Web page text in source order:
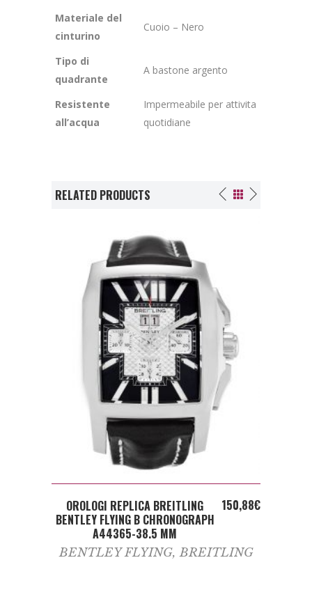
Materiale del
cinturino
Cuoio – Nero
Tipo di
quadrante
A bastone argento
Resistente
all’acqua
Impermeabile per attivita
quotidiane
RELATED PRODUCTS
ADD TO CART
OROLOGI REPLICA BREITLING
BENTLEY FLYING B CHRONOGRAPH
A44365-38.5 MM
150,88€
BENTLEY FLYING,BREITLING